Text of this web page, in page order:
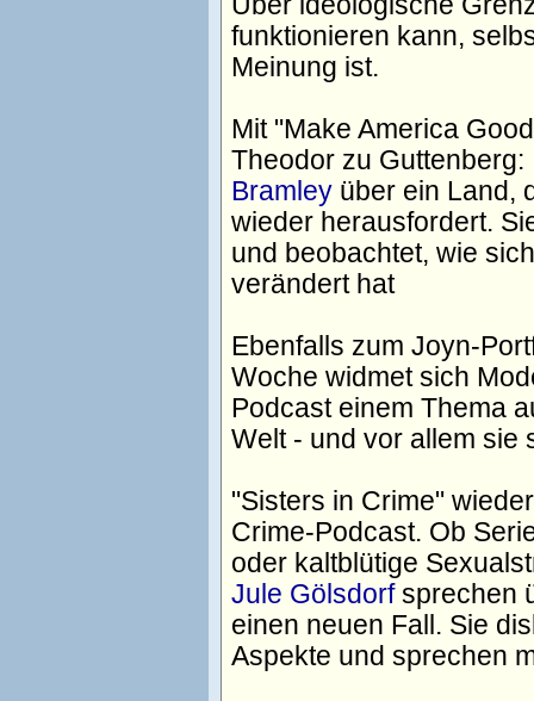
funktionieren kann,
Meinung ist.
Mit "Make America
Theodor zu
Bramley über ein Land,
wieder herausfordert.
und beobachtet, wie
verändert hat
Ebenfalls zum Joyn-
Woche widmet sich
Podcast einem Thema
Welt - und vor allem sie
"Sisters in Crime"
Crime-Podcast. Ob
oder kaltblütige
Jule Gölsdorfsprechen
einen neuen Fall. Sie
Aspekte und sprechen